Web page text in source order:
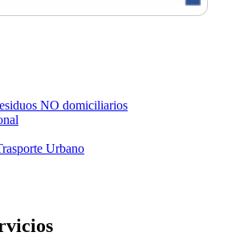
NO domiciliarios
Urbano